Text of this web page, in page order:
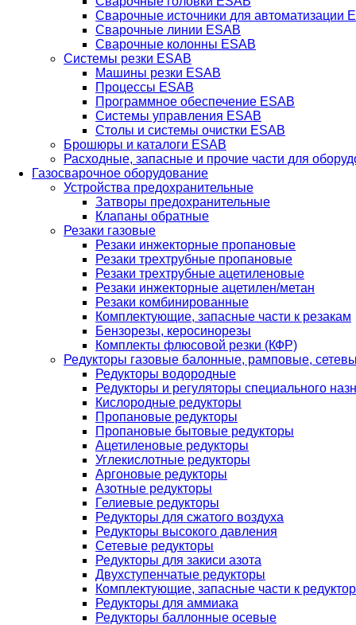
Сварочные источники для автоматизации
Сварочные линии ESAB
Сварочные колонны ESAB
Системы резки ESAB
Машины резки ESAB
Процессы ESAB
Программное обеспечение ESAB
Системы управления ESAB
Столы и системы очистки ESAB
Брошюры и каталоги ESAB
Расходные, запасные и прочие части для
Газосварочное оборудование
Устройства предохранительные
Затворы предохранительные
Клапаны обратные
Резаки газовые
Резаки инжекторные пропановые
Резаки трехтрубные пропановые
Резаки трехтрубные ацетиленовые
Резаки инжекторные ацетилен/метан
Резаки комбинированные
Комплектующие, запасные части к резакам
Бензорезы, керосинорезы
Комплекты флюсовой резки (КФР)
Редукторы газовые балонные, рамповые,
Редукторы водородные
Редукторы и регуляторы специального
Кислородные редукторы
Пропановые редукторы
Пропановые бытовые редукторы
Ацетиленовые редукторы
Углекислотные редукторы
Аргоновые редукторы
Азотные редукторы
Гелиевые редукторы
Редукторы для сжатого воздуха
Редукторы высокого давления
Сетевые редукторы
Редукторы для закиси азота
Двухступенчатые редукторы
Комплектующие, запасные части к
Редукторы для аммиака
Редукторы баллонные осевые